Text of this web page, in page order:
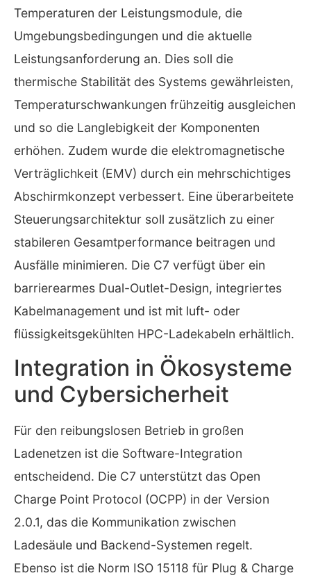
Temperaturen der Leistungsmodule, die
Umgebungsbedingungen und die aktuelle
Leistungsanforderung an. Dies soll die
thermische Stabilität des Systems gewährleisten,
Temperaturschwankungen frühzeitig ausgleichen
und so die Langlebigkeit der Komponenten
erhöhen. Zudem wurde die elektromagnetische
Verträglichkeit (EMV) durch ein mehrschichtiges
Abschirmkonzept verbessert. Eine überarbeitete
Steuerungsarchitektur soll zusätzlich zu einer
stabileren Gesamtperformance beitragen und
Ausfälle minimieren. Die C7 verfügt über ein
barrierearmes Dual-Outlet-Design, integriertes
Kabelmanagement und ist mit luft- oder
flüssigkeitsgekühlten HPC-Ladekabeln erhältlich.
Integration in Ökosysteme
und Cybersicherheit
Für den reibungslosen Betrieb in großen
Ladenetzen ist die Software-Integration
entscheidend. Die C7 unterstützt das Open
Charge Point Protocol (OCPP) in der Version
2.0.1, das die Kommunikation zwischen
Ladesäule und Backend-Systemen regelt.
Ebenso ist die Norm ISO 15118 für Plug & Charge